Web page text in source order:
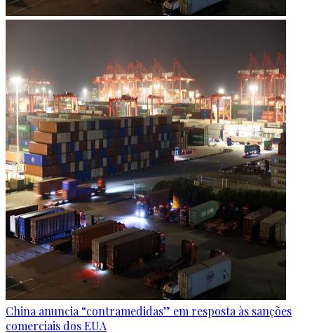
China anuncia “contramedidas” em resposta às sanções
comerciais dos EUA